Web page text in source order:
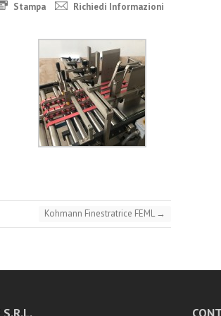
Stampa Richiedi Informazioni
Kohmann Finestratrice FEML→